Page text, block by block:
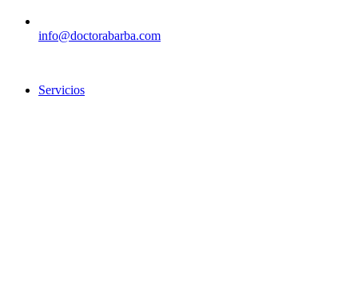
info@doctorabarba.com
Servicios